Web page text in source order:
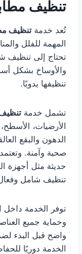
تنظيف
تُعد خدمة تنظيف
المهمة للفلل
تحتاج إلى تنظيف
والأوساخ بشكل
تنظيفها يدويًا.
تشمل خدمة
الأرضيات، الأسطح،
الدهون والبقع
صحية وآمنة.
حديثة مثل أجهزة
تنظيف شامل وفعال
توفر الخدمة داخل
وحماية جميع
واضح قبل البدء
الخدمة دوريًا